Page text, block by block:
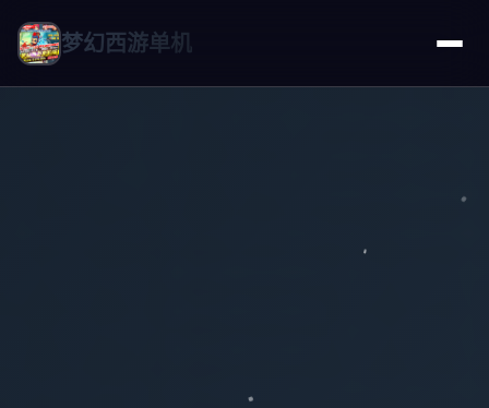
梦幻西游单机